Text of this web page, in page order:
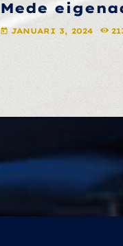
Mede
today JANUARI 3, 2024